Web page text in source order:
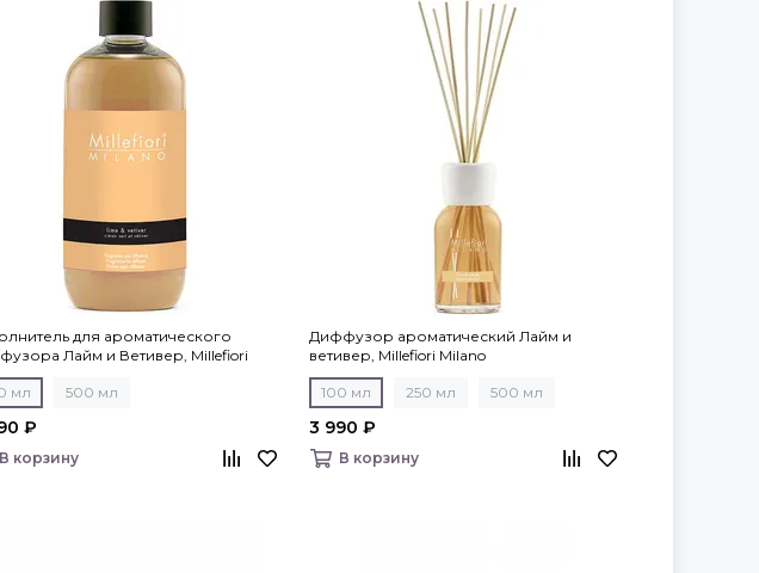
для ароматического
Лайм и Ветивер, Millefiori
мл
500 мл
₽
В корзину
Диффузор ароматический Лайм и
ветивер, Millefiori Milano
100 мл 250 мл 500 мл
3 990 ₽
В корзину